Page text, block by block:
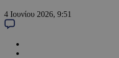
4 Ιουνίου 2026, 9:51